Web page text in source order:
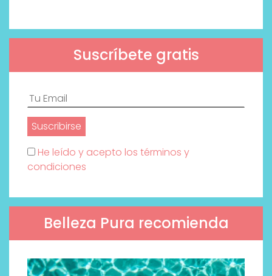
Suscríbete gratis
He leído y acepto los términos y
condiciones
Belleza Pura recomienda